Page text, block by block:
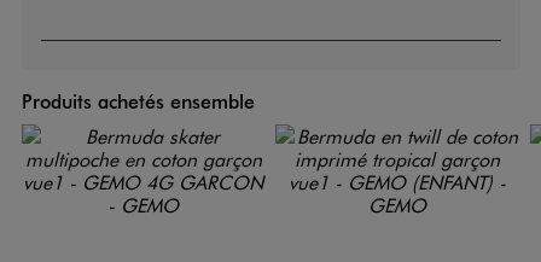
Produits achetés ensemble